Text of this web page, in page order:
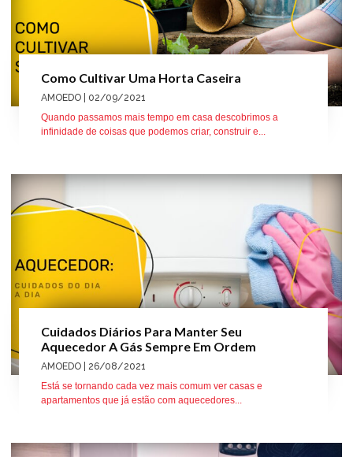
Como Cultivar Uma Horta Caseira
AMOEDO | 02/09/2021
Quando passamos mais tempo em casa descobrimos a
infinidade de coisas que podemos criar, construir e...
Cuidados Diários Para Manter Seu
Aquecedor A Gás Sempre Em Ordem
AMOEDO | 26/08/2021
Está se tornando cada vez mais comum ver casas e
apartamentos que já estão com aquecedores...